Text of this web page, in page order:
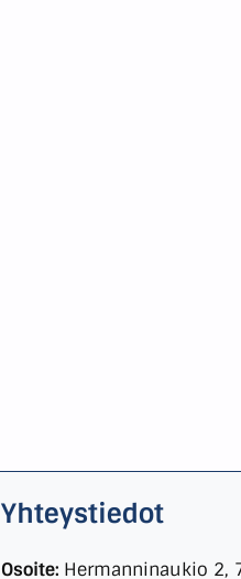
Yhteystiedot
Osoite: Hermanninaukio 2,